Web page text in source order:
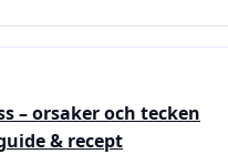
– orsaker och tecken
& recept